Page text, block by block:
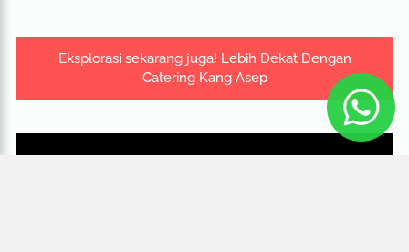
Eksplorasi sekarang juga! Lebih Dekat Dengan
Catering Kang Asep